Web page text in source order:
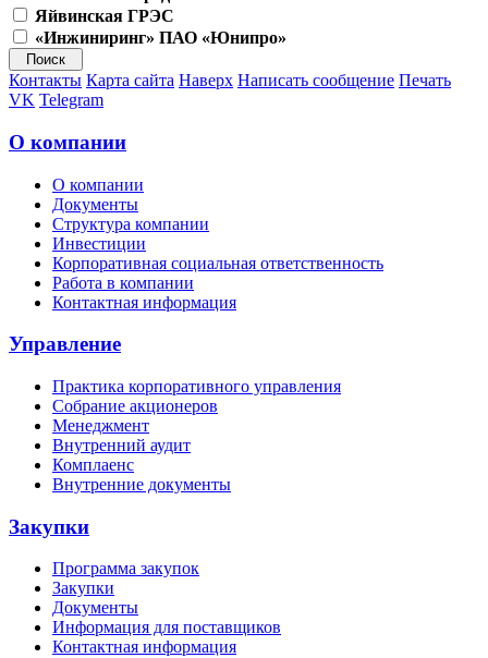
Яйвинская ГРЭС
«Инжиниринг» ПАО «Юнипро»
Контакты Карта сайта Наверх Написать сообщение Печать
VK Telegram
О компании
О компании
Документы
Структура компании
Инвестиции
Корпоративная социальная ответственность
Работа в компании
Контактная информация
Управление
Практика корпоративного управления
Собрание акционеров
Менеджмент
Внутренний аудит
Комплаенс
Внутренние документы
Закупки
Программа закупок
Закупки
Документы
Информация для поставщиков
Контактная информация